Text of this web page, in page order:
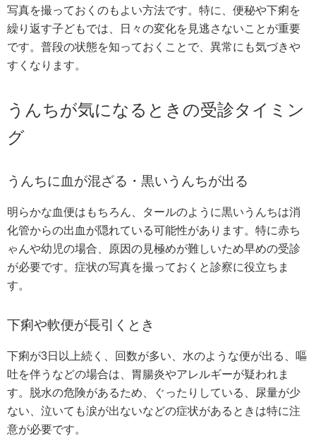
写真を撮っておくのもよい方法です。特に、便秘や下痢を
繰り返す子どもでは、日々の変化を見逃さないことが重要
です。普段の状態を知っておくことで、異常にも気づきや
すくなります。
うんちが気になるときの受診タイミン
グ
うんちに血が混ざる・黒いうんちが出る
明らかな血便はもちろん、タールのように黒いうんちは消
化管からの出血が隠れている可能性があります。特に赤ち
ゃんや幼児の場合、原因の見極めが難しいため早めの受診
が必要です。症状の写真を撮っておくと診察に役立ちま
す。
下痢や軟便が長引くとき
下痢が3日以上続く、回数が多い、水のような便が出る、嘔
吐を伴うなどの場合は、胃腸炎やアレルギーが疑われま
す。脱水の危険があるため、ぐったりしている、尿量が少
ない、泣いても涙が出ないなどの症状があるときは特に注
意が必要です。